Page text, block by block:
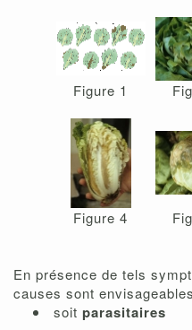
Figure 1
Figure 4
En présence de tels
causes sont
soit parasitaires